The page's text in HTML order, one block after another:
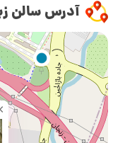
آدرس سالن